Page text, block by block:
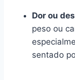
Dor ou
peso ou
sentado